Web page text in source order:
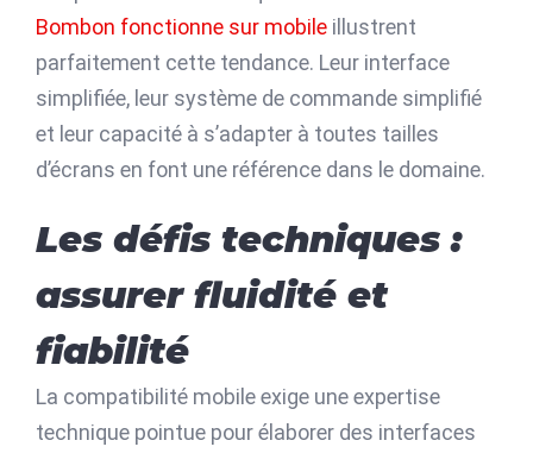
Bombon fonctionne sur mobile illustrent
parfaitement cette tendance. Leur interface
simplifiée, leur système de commande simplifié
et leur capacité à s’adapter à toutes tailles
d’écrans en font une référence dans le domaine.
Les défis techniques :
assurer fluidité et
fiabilité
La compatibilité mobile exige une expertise
technique pointue pour élaborer des interfaces